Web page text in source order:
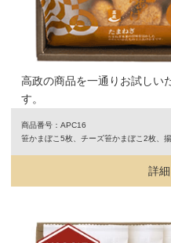
高政の商品を一通りお試しい
す。
商品番号：APC16
笹かまぼこ5枚、チーズ笹かまぼこ2枚、
詳